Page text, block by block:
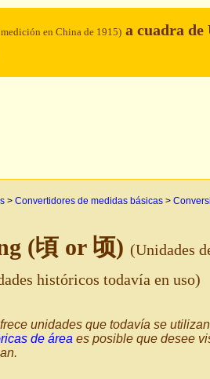
en China de 1915) a cuadra de
> Convertidores de medidas básicas >
(頃 or 顷) (Unidades
históricos todavía en uso)
unidades que todavía se
de área es posible que desee